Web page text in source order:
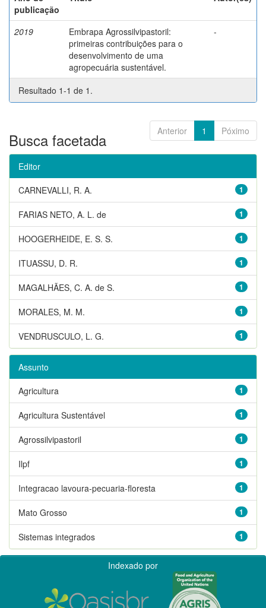
publicação
2019
Embrapa Agrossilvipastoril:
primeiras contribuições para o
desenvolvimento de uma
agropecuária sustentável.
-
Resultado 1-1 de 1.
Anterior 1 Póximo
Busca facetada
Editor
1
CARNEVALLI, R. A.
1
FARIAS NETO, A. L. de
1
HOOGERHEIDE, E. S. S.
1
ITUASSU, D. R.
1
MAGALHÃES, C. A. de S.
1
MORALES, M. M.
1
VENDRUSCULO, L. G.
Assunto
1
Agricultura
1
Agricultura Sustentável
1
Agrossilvipastoril
1
Ilpf
1
Integracao lavoura-pecuaria-floresta
1
Mato Grosso
1
Sistemas integrados
Indexado por